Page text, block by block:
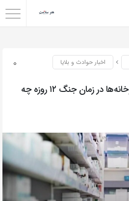
0 اخبار حوادث و بلایا
علت تعطیلی برخی داروخانه‌ها در زمان جنگ ۱۲ روزه چه